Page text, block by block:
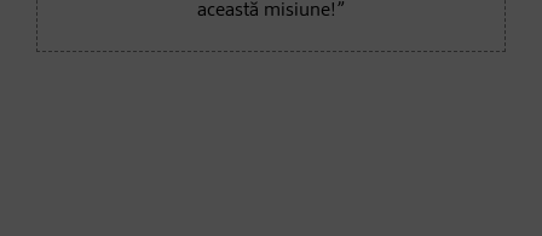
această misiune!”